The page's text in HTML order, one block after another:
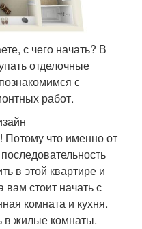
с чего начать? В
отделочные
с
работ.
Потому что именно от
в этой квартире и
вам стоит начать с
комната и кухня.
в жилые комнаты.